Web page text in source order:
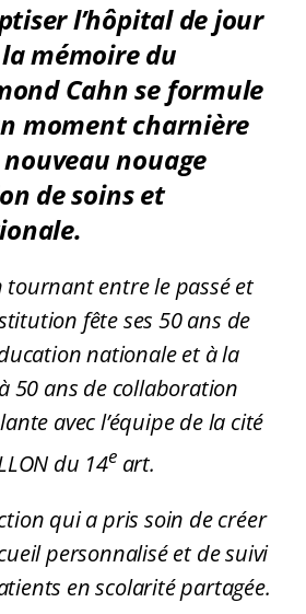
l’hôpital de jour
mémoire du
Cahn se formule
moment charnière
nouage
de soins et
entre le passé et
fête ses 50 ans de
nationale et à la
50 ans de collaboration
avec l’équipe de la cité
du 14eart.
qui a pris soin de créer
personnalisé et de suivi
en scolarité partagée.